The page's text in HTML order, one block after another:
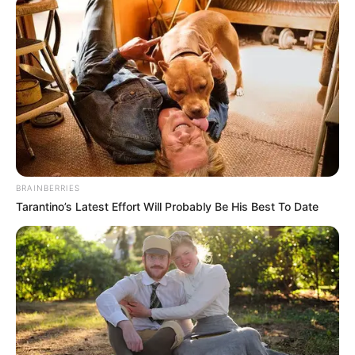
δημιουργηθείτα ίδια προβλήματαμε τους
αρμόδιους φορείς να μην έχουν πάρει θέση
μέχρι τώρα.
Περισσότερα νέα από την Εύβοια
Βαρύ πένθος στην Εύβοια για αγαπημένο
BRAINBERRIES
Tarantino’s Latest Effort Will Probably Be His Best To Date